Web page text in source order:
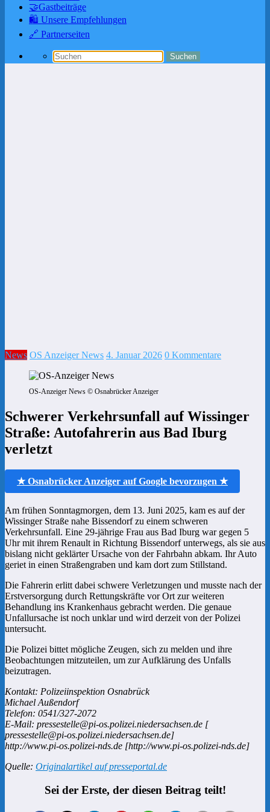
🤝Gastbeiträge
🛍️ Unsere Empfehlungen
🔗 Partnerseiten
News OS Anzeiger News 4. Januar 2026 0 Kommentare
OS-Anzeiger News © Osnabrücker Anzeiger
Schwerer Verkehrsunfall auf Wissinger
Straße: Autofahrerin aus Bad Iburg
verletzt
★ Osnabrücker Anzeiger auf Google bevorzugen ★
Am frühen Sonntagmorgen, dem 13. Juni 2025, kam es auf der
Wissinger Straße nahe Bissendorf zu einem schweren
Verkehrsunfall. Eine 29-jährige Frau aus Bad Iburg war gegen 5
Uhr mit ihrem Renault in Richtung Bissendorf unterwegs, als sie aus
bislang nicht geklärter Ursache von der Fahrbahn abkam. Ihr Auto
geriet in einen Straßengraben und kam dort zum Stillstand.
Die Fahrerin erlitt dabei schwere Verletzungen und musste nach der
Erstversorgung durch Rettungskräfte vor Ort zur weiteren
Behandlung ins Krankenhaus gebracht werden. Die genaue
Unfallursache ist noch unklar und wird derzeit von der Polizei
untersucht.
Die Polizei bittet mögliche Zeugen, sich zu melden und ihre
Beobachtungen mitzuteilen, um zur Aufklärung des Unfalls
beizutragen.
Kontakt: Polizeiinspektion Osnabrück
Michael Außendorf
Telefon: 0541/327-2072
E-Mail: pressestelle@pi-os.polizei.niedersachsen.de [
pressestelle@pi-os.polizei.niedersachsen.de]
http://www.pi-os.polizei-nds.de [http://www.pi-os.polizei-nds.de]
Quelle: Originalartikel auf presseportal.de
Sei der Erste, der diesen Beitrag teilt!